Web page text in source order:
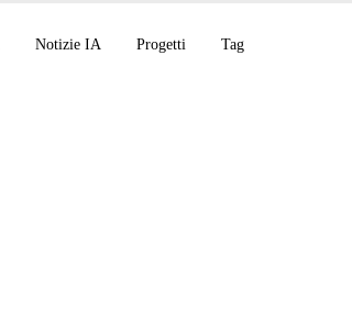
Notizie IA Progetti Tag